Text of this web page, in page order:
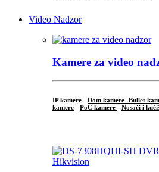
Video Nadzor
Kamere za video
IP kamere - Dom kamere -Bullet
kamere - PoC kamere - Nosači i